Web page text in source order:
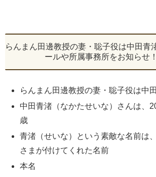
らんまん田邊教授の妻・聡子役は中田青
ールや所属事務所をお知らせ
らんまん田邊教授の妻・聡子役は中
中田青渚（なかたせいな）さんは、
歳
青渚（せいな）という素敵な名前は
さまが付けてくれた名前
本名